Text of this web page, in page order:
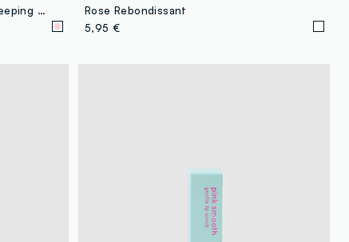
Balancium Ceramide Lip Butter Sleeping Mask (EU)
Rose Rebondissant
5,95 €